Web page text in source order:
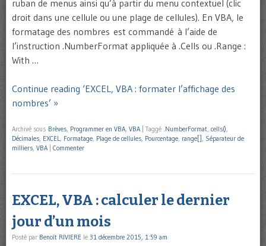
ruban de menus ainsi qu’à partir du menu contextuel (clic
droit dans une cellule ou une plage de cellules). En VBA, le
formatage des nombres est commandé à l’aide de
l’instruction .NumberFormat appliquée à .Cells ou .Range :
With …
Continue reading ‘EXCEL, VBA : formater l’affichage des
nombres’ »
Archivé sous Brèves, Programmer en VBA, VBA Taggé .NumberFormat, cells(),
Décimales, EXCEL, Formatage, Plage de cellules, Pourcentage, range[] , Séparateur de
milliers, VBA Commenter
EXCEL, VBA : calculer le dernier
jour d’un mois
Posté par Benoît RIVIERE le 31 décembre 2015, 1:59 am